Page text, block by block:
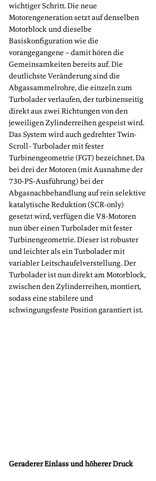
wichtiger Schritt. Die neue
Motorengeneration setzt auf denselben
Motorblock und dieselbe
Basiskonfiguration wie die
vorangegangene – damit hören die
Gemeinsamkeiten bereits auf. Die
deutlichste Veränderung sind die
Abgassammelrohre, die einzeln zum
Turbolader verlaufen, der turbinenseitig
direkt aus zwei Richtungen von den
jeweiligen Zylinderreihen gespeist wird.
Das System wird auch gedrehter Twin-
Scroll- Turbolader mit fester
Turbinengeometrie (FGT) bezeichnet. Da
bei drei der Motoren (mit Ausnahme der
730-PS-Ausführung) bei der
Abgasnachbehandlung auf rein selektive
katalytische Reduktion (SCR-only)
gesetzt wird, verfügen die V8-Motoren
nun über einen Turbolader mit fester
Turbinengeometrie. Dieser ist robuster
und leichter als ein Turbolader mit
variabler Leitschaufelverstellung. Der
Turbolader ist nun direkt am Motorblock,
zwischen den Zylinderreihen, montiert,
sodass eine stabilere und
schwingungsfeste Position garantiert ist.
Geraderer Einlass und höherer Druck